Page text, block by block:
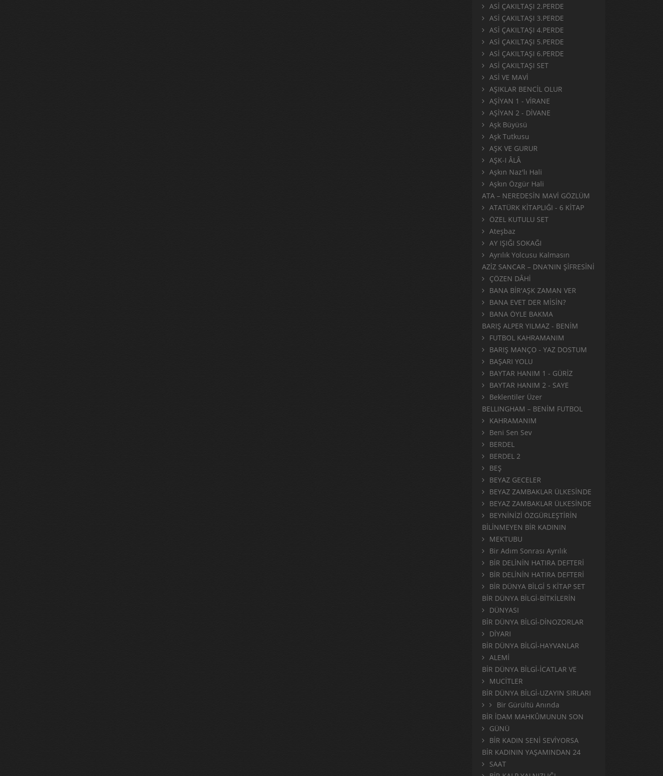
ASİ ÇAKILTAŞI 2.PERDE
ASİ ÇAKILTAŞI 3.PERDE
ASİ ÇAKILTAŞI 4.PERDE
ASİ ÇAKILTAŞI 5.PERDE
ASİ ÇAKILTAŞI 6.PERDE
ASİ ÇAKILTAŞI SET
ASİ VE MAVİ
AŞIKLAR BENCİL OLUR
AŞİYAN 1 - VİRANE
AŞİYAN 2 - DİVANE
Aşk Büyüsü
Aşk Tutkusu
AŞK VE GURUR
AŞK-I ÂLÂ
Aşkın Naz'lı Hali
Aşkın Özgür Hali
ATA – NEREDESİN MAVİ GÖZLÜM
ATATÜRK KİTAPLIĞI - 6 KİTAP
ÖZEL KUTULU SET
Ateşbaz
AY IŞIĞI SOKAĞI
Ayrılık Yolcusu Kalmasın
AZİZ SANCAR – DNA’NIN ŞİFRESİNİ
ÇÖZEN DÂHİ
BANA BİR'AŞK ZAMAN VER
BANA EVET DER MİSİN?
BANA ÖYLE BAKMA
BARIŞ ALPER YILMAZ - BENİM
FUTBOL KAHRAMANIM
BARIŞ MANÇO - YAZ DOSTUM
BAŞARI YOLU
BAYTAR HANIM 1 - GÜRİZ
BAYTAR HANIM 2 - SAYE
Beklentiler Üzer
BELLINGHAM – BENİM FUTBOL
KAHRAMANIM
Beni Sen Sev
BERDEL
BERDEL 2
BEŞ
BEYAZ GECELER
BEYAZ ZAMBAKLAR ÜLKESİNDE
BEYAZ ZAMBAKLAR ÜLKESİNDE
BEYNİNİZİ ÖZGÜRLEŞTİRİN
BİLİNMEYEN BİR KADININ
MEKTUBU
Bir Adım Sonrası Ayrılık
BİR DELİNİN HATIRA DEFTERİ
BİR DELİNİN HATIRA DEFTERİ
BİR DÜNYA BİLGİ 5 KİTAP SET
BİR DÜNYA BİLGİ-BİTKİLERİN
DÜNYASI
BİR DÜNYA BİLGİ-DİNOZORLAR
DİYARI
BİR DÜNYA BİLGİ-HAYVANLAR
ALEMİ
BİR DÜNYA BİLGİ-İCATLAR VE
MUCİTLER
BİR DÜNYA BİLGİ-UZAYIN SIRLARI
Bir Gürültü Anında
BİR İDAM MAHKÛMUNUN SON
GÜNÜ
BİR KADIN SENİ SEVİYORSA
BİR KADININ YAŞAMINDAN 24
SAAT